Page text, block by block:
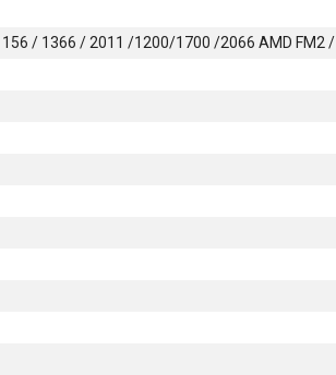
/ 1366 / 2011 /1200/1700 /2066 AMD